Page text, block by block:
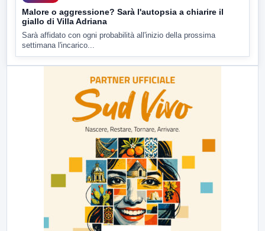
Malore o aggressione? Sarà l'autopsia a chiarire il
giallo di Villa Adriana
Sarà affidato con ogni probabilità all'inizio della prossima
settimana l'incarico...